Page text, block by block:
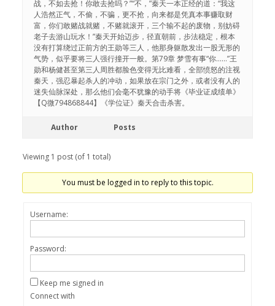
战，不如去抢！你敢去抢吗？”“不，”秦天一本正经的道：“我这
人浩然正气，不偷，不骗，更不抢，向来都是凭真本事赚取财
富，你们敢赌战就赌，不赌就滚开，三个输不起的废物，别妨碍
老子去游山玩水！”秦天开始迈步，径直朝前，步法稳定，根本
没有打算绕过正前方的王勋等三人，他那身躯散发出一股无形的
气势，似乎要将三人强行撞开一般。第79章 梦雪有事“你……”王
勋和杨健甚至第三人周胜都脸色变得无比难看，全部愤怒的注视
秦天，强忍暴起杀人的冲动，如果放在宗门之外，或者没有人的
迷失仙脉深处，那么他们会毫不犹豫的动手将《毕业证成绩单》
【Q微794868844】《学位证》秦天合击杀害。
Author Posts
Viewing 1 post (of 1 total)
You must be logged in to reply to this topic.
Username:
Password:
Keep me signed in
Connect with